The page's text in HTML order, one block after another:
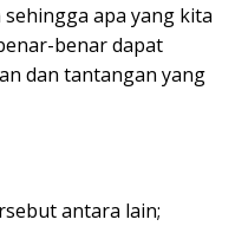
apa yang kita
benar dapat
dan tantangan yang
antara lain;